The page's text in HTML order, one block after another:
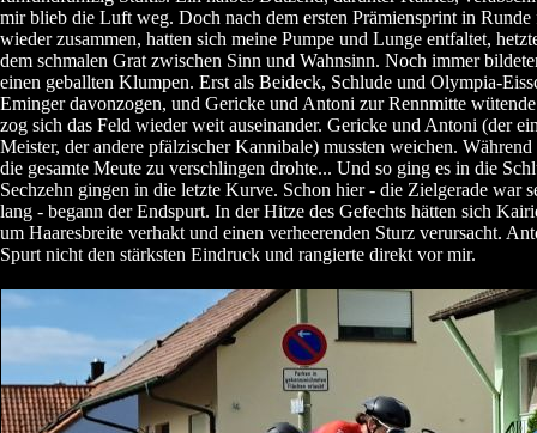
mir blieb die Luft weg. Doch nach dem ersten Prämiensprint in
wieder zusammen, hatten sich meine Pumpe und Lunge entfaltet,
dem schmalen Grat zwischen Sinn und Wahnsinn. Noch immer
einen geballten Klumpen. Erst als Beideck, Schlude und Olympia-
Eminger davonzogen, und Gericke und Antoni zur Rennmitte
zog sich das Feld wieder weit auseinander. Gericke und Antoni (der
Meister, der andere pfälzischer Kannibale) mussten weichen.
die gesamte Meute zu verschlingen drohte... Und so ging es in die
Sechzehn gingen in die letzte Kurve. Schon hier - die Zielgerade war
lang - begann der Endspurt. In der Hitze des Gefechts hätten sich
um Haaresbreite verhakt und einen verheerenden Sturz verursacht.
Spurt nicht den stärksten Eindruck und rangierte direkt vor mir.